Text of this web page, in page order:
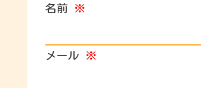
名前 ※
メール ※